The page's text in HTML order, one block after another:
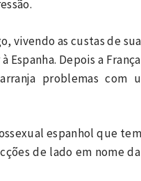
vivendo as custas de
Espanha. Depois a
problemas com
espanhol que
de lado em nome